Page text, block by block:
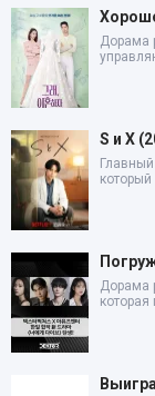
Дорама
S и X
Дорама